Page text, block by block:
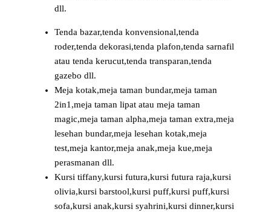
dll.
Tenda bazar,tenda konvensional,tenda
roder,tenda dekorasi,tenda plafon,tenda sarnafil
atau tenda kerucut,tenda transparan,tenda
gazebo dll.
Meja kotak,meja taman bundar,meja taman
2in1,meja taman lipat atau meja taman
magic,meja taman alpha,meja taman extra,meja
lesehan bundar,meja lesehan kotak,meja
test,meja kantor,meja anak,meja kue,meja
perasmanan dll.
Kursi tiffany,kursi futura,kursi futura raja,kursi
olivia,kursi barstool,kursi puff,kursi puff,kursi
sofa,kursi anak,kursi syahrini,kursi dinner,kursi